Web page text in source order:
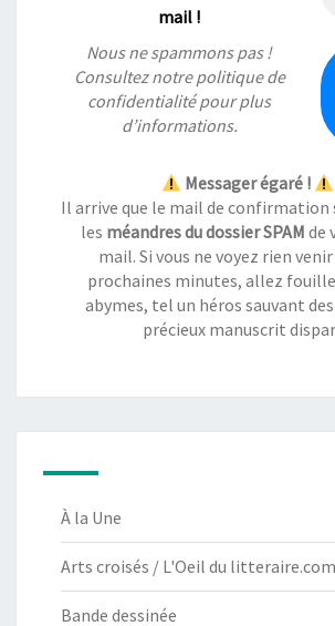
mail !
Nous ne spammons pas !
Consultez notrepolitique de
confidentialitépour plus
d’informations.
Messager égaré !
Il arrive que le mail de confirmation
les méandres du dossier SPAM de
mail. Si vous ne voyez rien
prochaines minutes, allez
abymes, tel un héros sauvant
précieux manuscrit
À la Une
Arts croisés / L'Oeil du litteraire.com
Bande dessinée